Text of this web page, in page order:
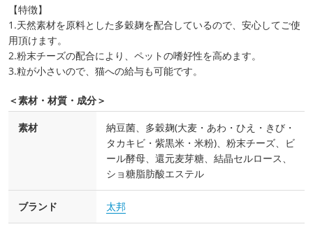
【特徴】
1.天然素材を原料とした多穀麹を配合しているので、安心してご使
用頂けます。
2.粉末チーズの配合により、ペットの嗜好性を高めます。
3.粒が小さいので、猫への給与も可能です。
＜素材・材質・成分＞
素材
納豆菌、多穀麹(大麦・あわ・ひえ・きび・
タカキビ・紫黒米・米粉)、粉末チーズ、ビ
ール酵母、還元麦芽糖、結晶セルロース、
ショ糖脂肪酸エステル
ブランド 太邦